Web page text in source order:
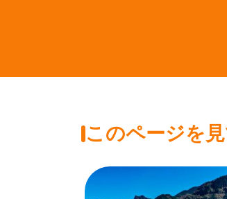
このページを